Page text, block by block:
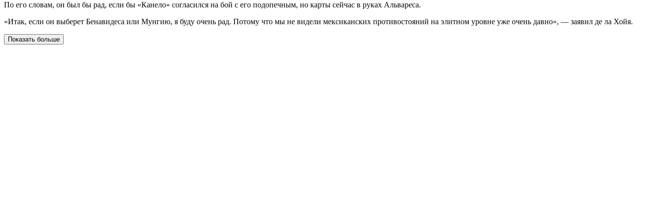
По его словам, он был бы рад, если бы «Канело» согласился на бой с его подопечным, но карты сейчас в руках Альвареса.
«Итак, если он выберет Бенавидеса или Мунгию, я буду очень рад. Потому что мы не видели мексиканских противостояний на элитном уровне уже очень давно», — заявил де ла Хойя.
Показать больше